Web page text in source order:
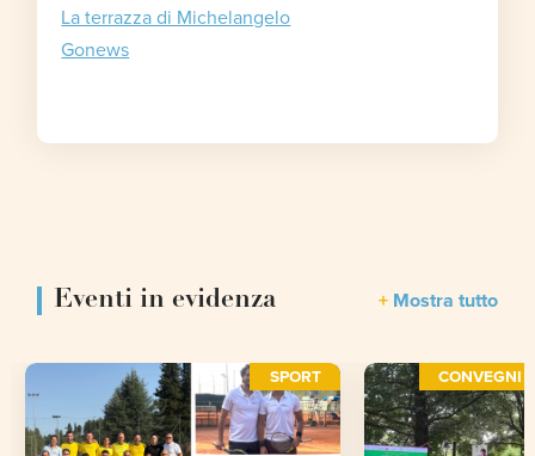
La terrazza di Michelangelo
Gonews
Eventi in evidenza Mostra tutto
SPORT CONVEGNI